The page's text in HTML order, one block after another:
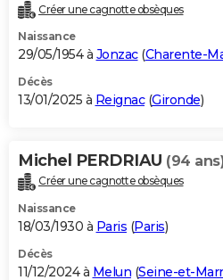
Créer une cagnotte obsèques
Naissance
29/05/1954 à Jonzac(Charente-
Décès
13/01/2025 à Reignac(Gironde)
Michel PERDRIAU (94
Créer une cagnotte obsèques
Naissance
18/03/1930 à Paris (Paris)
Décès
11/12/2024 à Melun (Seine-et-